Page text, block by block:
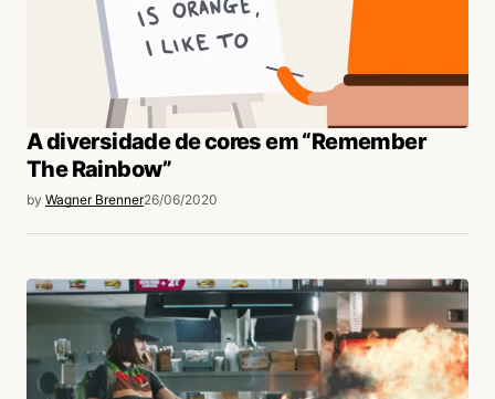
A diversidade de cores em “Remember
The Rainbow”
by Wagner Brenner26/06/2020